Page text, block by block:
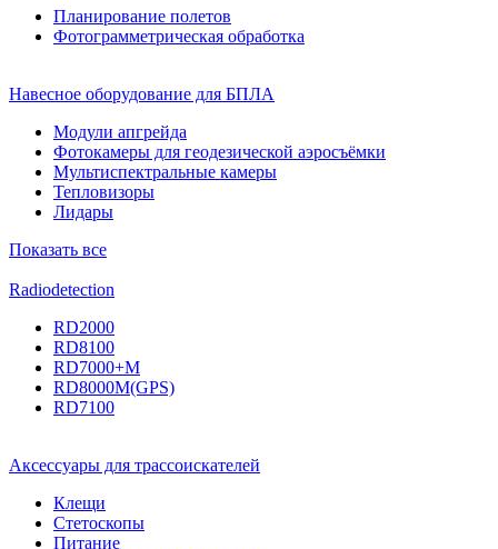
Планирование полетов
Фотограмметрическая обработка
Навесное оборудование для БПЛА
Модули апгрейда
Фотокамеры для геодезической аэросъёмки
Мультиспектральные камеры
Тепловизоры
Лидары
Показать все
Radiodetection
RD2000
RD8100
RD7000+M
RD8000M(GPS)
RD7100
Аксессуары для трассоискателей
Клещи
Стетоскопы
Питание